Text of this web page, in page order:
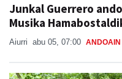
Junkal Guerrero
Musika
Aiurri abu 05, 07:00 ANDOAIN